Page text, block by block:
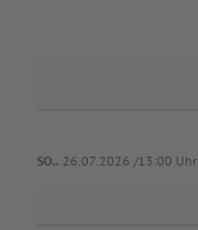
SO.. 26.07.2026 /13:00 Uhr